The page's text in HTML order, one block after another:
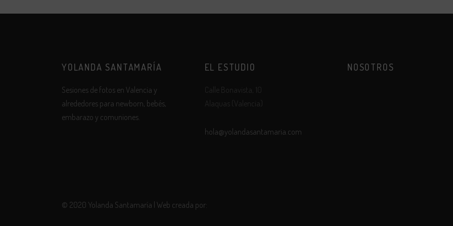
YOLANDA SANTAMARÍA
Sesiones de fotos en Valencia y
alrededores para newborn, bebés,
embarazo y comuniones.
EL ESTUDIO
Calle Bonavista, 10
Alaquas (Valencia)
hola@yolandasantamaria.com
NOSOTROS
© 2020 Yolanda Santamaría | Web creada por: